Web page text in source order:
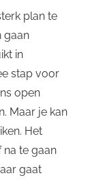
plan te
gaan
in
stap voor
open
Maar je kan
Het
na te gaan
gaat